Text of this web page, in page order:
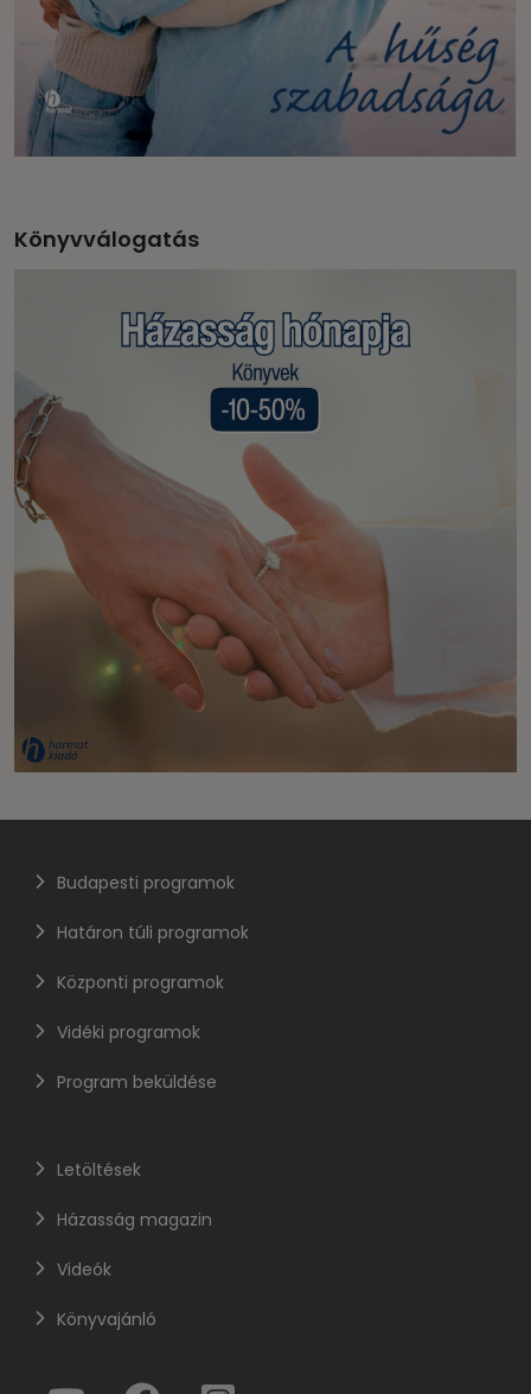
Könyvválogatás
Budapesti programok
Határon túli programok
Központi programok
Vidéki programok
Program beküldése
Letöltések
Házasság magazin
Videók
Könyvajánló